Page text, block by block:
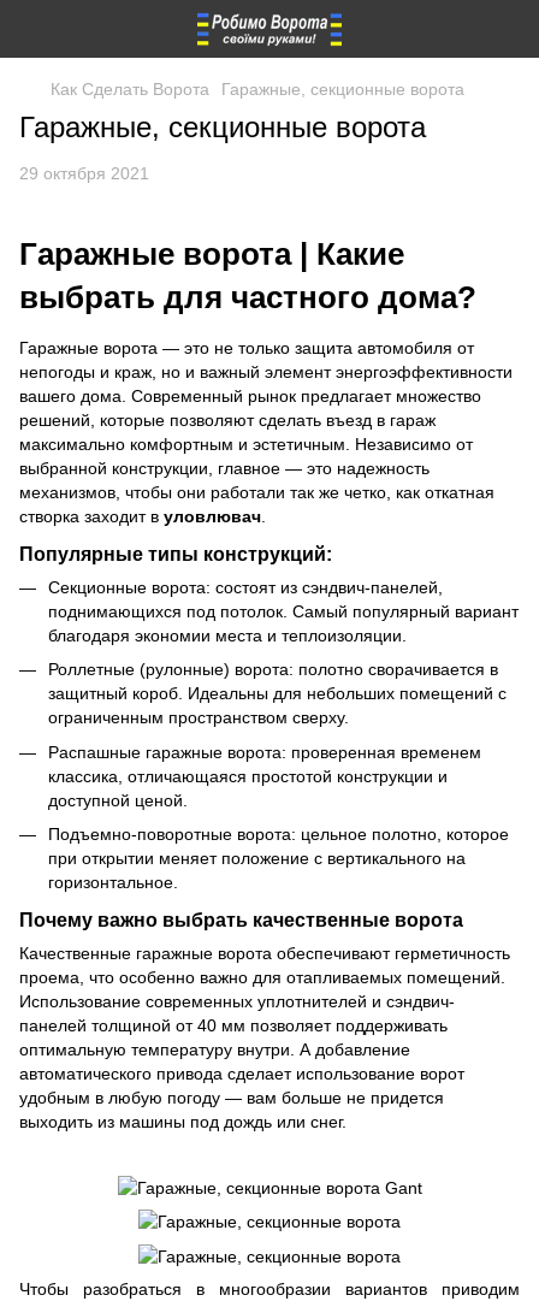
Как Сделать Ворота Гаражные, секционные ворота
Гаражные, секционные ворота
29 октября 2021
Гаражные ворота | Какие
выбрать для частного дома?
Гаражные ворота — это не только защита автомобиля от
непогоды и краж, но и важный элемент энергоэффективности
вашего дома. Современный рынок предлагает множество
решений, которые позволяют сделать въезд в гараж
максимально комфортным и эстетичным. Независимо от
выбранной конструкции, главное — это надежность
механизмов, чтобы они работали так же четко, как откатная
створка заходит в уловлювач
Популярные типы конструкций:
Секционные ворота: состоят из сэндвич-панелей,
поднимающихся под потолок. Самый популярный вариант
благодаря экономии места и теплоизоляции.
Роллетные (рулонные) ворота: полотно сворачивается в
защитный короб. Идеальны для небольших помещений с
ограниченным пространством сверху.
Распашные гаражные ворота: проверенная временем
классика, отличающаяся простотой конструкции и
доступной ценой.
Подъемно-поворотные ворота: цельное полотно, которое
при открытии меняет положение с вертикального на
горизонтальное.
Почему важно выбрать качественные ворота
Качественные гаражные ворота обеспечивают герметичность
проема, что особенно важно для отапливаемых помещений.
Использование современных уплотнителей и сэндвич-
панелей толщиной от 40 мм позволяет поддерживать
оптимальную температуру внутри. А добавление
автоматического привода сделает использование ворот
удобным в любую погоду — вам больше не придется
выходить из машины под дождь или снег.
Чтобы разобраться в многообразии вариантов приводим